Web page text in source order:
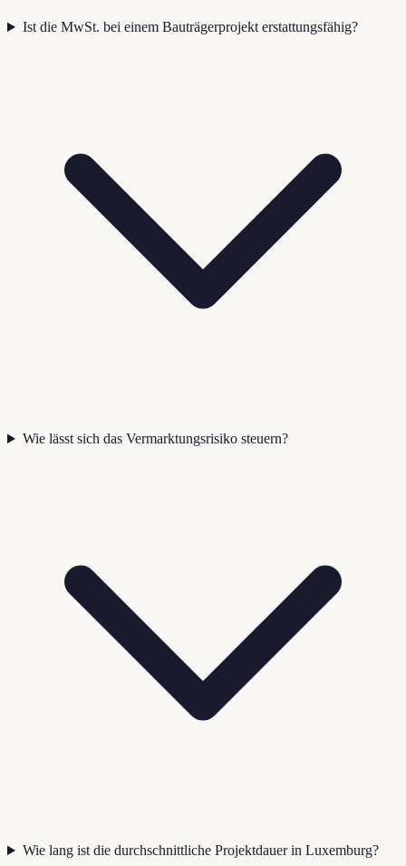
Ist die MwSt. bei einem Bauträgerprojekt erstattungsfähig?
Wie lässt sich das Vermarktungsrisiko steuern?
Wie lang ist die durchschnittliche Projektdauer in Luxemburg?